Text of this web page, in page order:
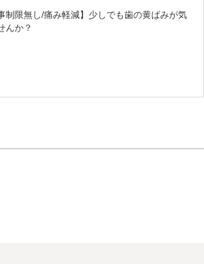
制限無し/痛み軽減】少しでも歯の黄ばみが気
んか？